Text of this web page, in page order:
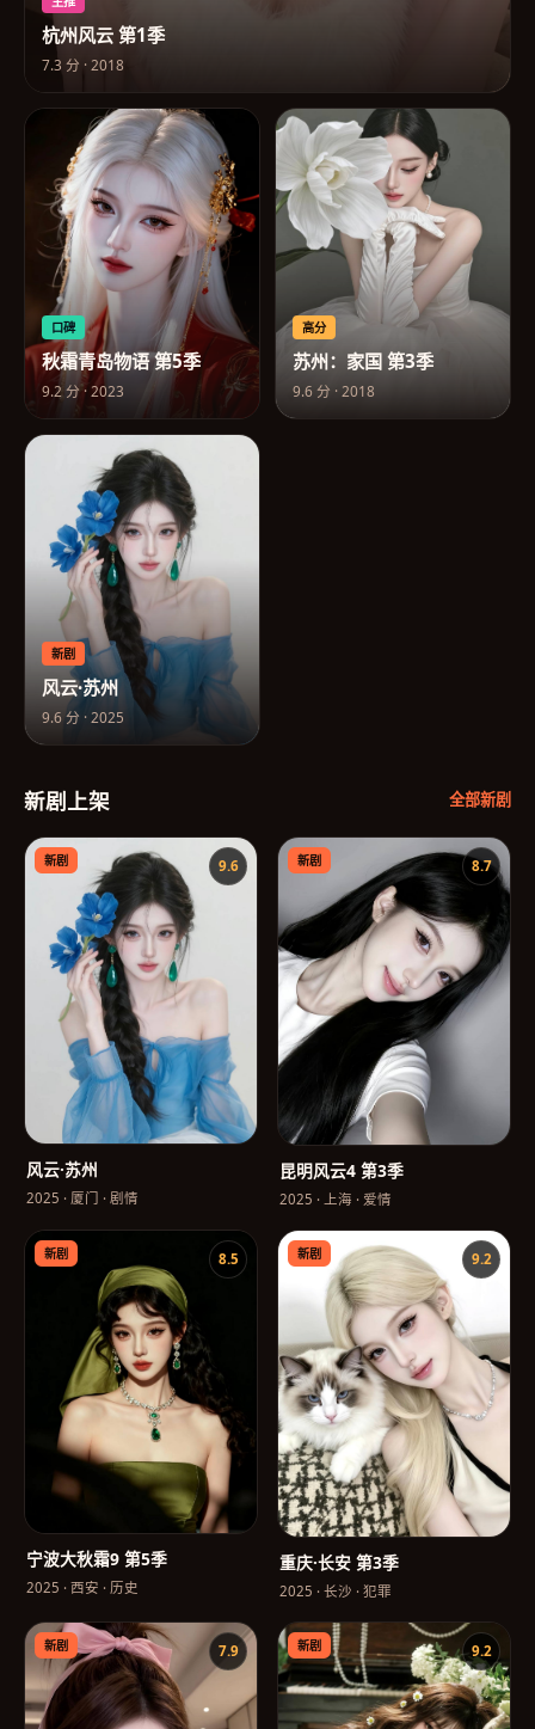
杭州风云 第1季
7.3 分 · 2018
口碑
秋霜青岛物语 第5季
9.2分 ·2023
高分
苏州：家国 第3季
9.6 分 ·2018
新剧
风云·苏州
9.6分 · 2025
新剧上架 全部新剧
新剧 9.6
风云·苏州
2025 · 厦门 · 剧情
新剧 8.7
昆明风云4 第3季
2025 · 上海 · 爱情
新剧 8.5
宁波大秋霜9 第5季
2025 · 西安 · 历史
新剧 9.2
重庆·长安 第3季
2025 · 长沙 · 犯罪
新剧 7.9 新剧 9.2